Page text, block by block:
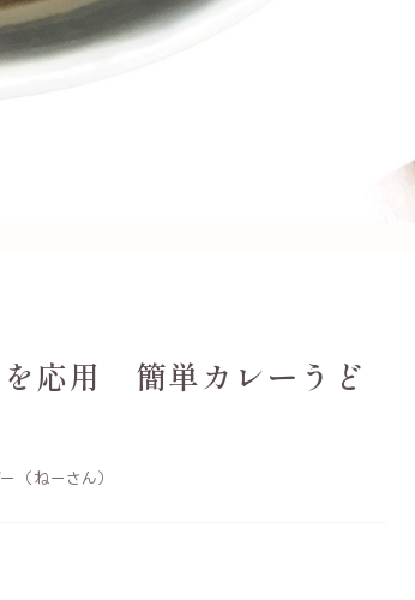
応用 簡単カレーうど
（ねーさん）